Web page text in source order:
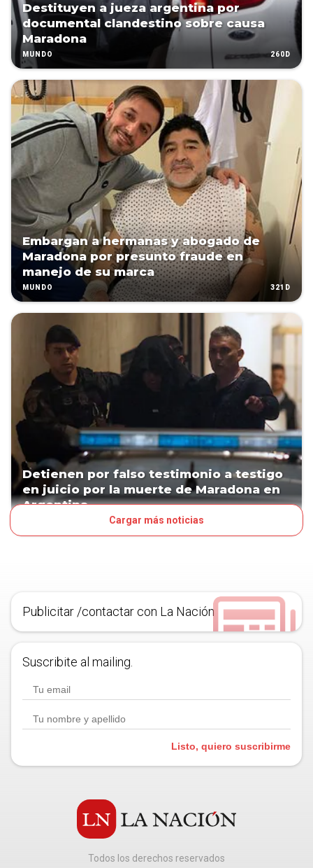
Destituyen a jueza argentina por
documental clandestino sobre causa
Maradona
MUNDO 260D
Embargan a hermanas y abogado de
Maradona por presunto fraude en
manejo de su marca
MUNDO 321D
Detienen por falso testimonio a testigo
en juicio por la muerte de Maradona en
Argentina
Cargar más noticias
Publicitar /contactar con La Nación
Suscribite al mailing.
Listo, quiero suscribirme
Todos los derechos reservados